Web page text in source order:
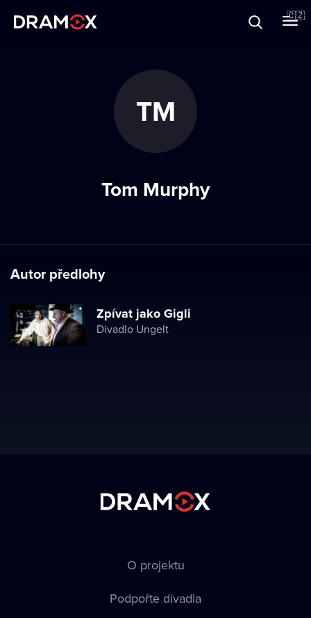
🇨🇿
TM
Tom Murphy
Autor předlohy
Zpívat jako Gigli
Divadlo Ungelt
O projektu
Podpořte divadla